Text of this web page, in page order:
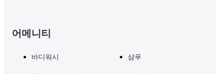
어메니티
바디워시 샴푸